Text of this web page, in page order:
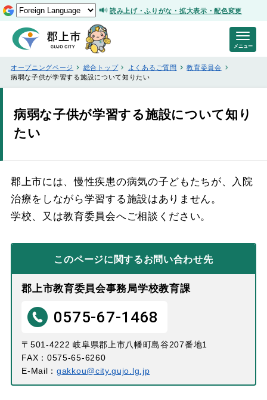
読み上げ・ふりがな・拡大表示・配色変更
オープニングページ 総合トップ よくあるご質問
教育委員会
病弱な子供が学習する施設について知りたい
病弱な子供が学習する施設について知り
たい
郡上市には、慢性疾患の病気の子どもたちが、入院
治療をしながら学習する施設はありません。
学校、又は教育委員会へご相談ください。
このページに関するお問い合わせ先
郡上市教育委員会事務局学校教育課
0575-67-1468
〒501-4222 岐阜県郡上市八幡町島谷207番地1
FAX：0575-65-6260
E-Mail：gakkou@city.gujo.lg.jp
メニュー